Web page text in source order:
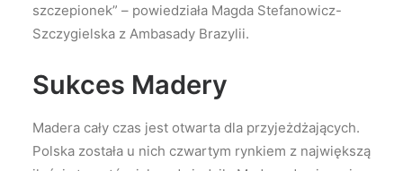
szczepionek” – powiedziała Magda Stefanowicz-
Szczygielska z Ambasady Brazylii.
Sukces Madery
Madera cały czas jest otwarta dla przyjeżdżających.
Polska została u nich czwartym rynkiem z największą